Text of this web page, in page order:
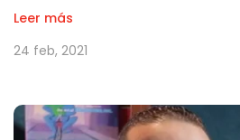
Leer más
24 feb, 2021